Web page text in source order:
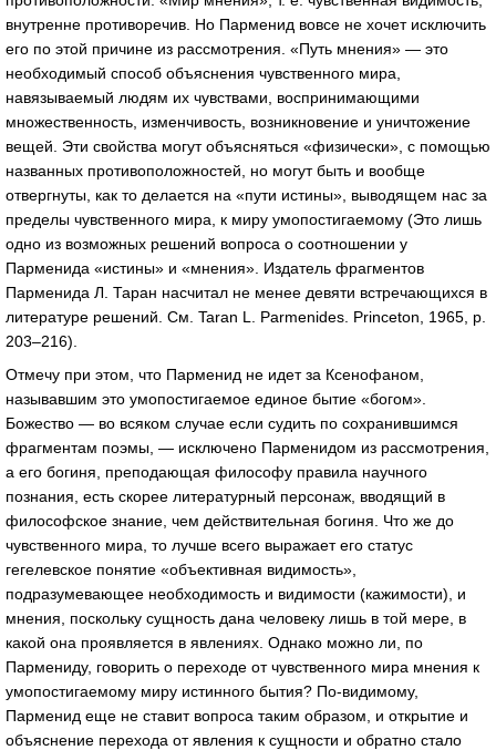
внутренне противоречив. Но Парменид вовсе не хочет исключить
его по этой причине из рассмотрения. «Путь мнения» — это
необходимый способ объяснения чувственного мира,
навязываемый людям их чувствами, воспринимающими
множественность, изменчивость, возникновение и уничтожение
вещей. Эти свойства могут объясняться «физически», с помощью
названных противоположностей, но могут быть и вообще
отвергнуты, как то делается на «пути истины», выводящем нас за
пределы чувственного мира, к миру умопостигаемому (Это лишь
одно из возможных решений вопроса о соотношении у
Парменида «истины» и «мнения». Издатель фрагментов
Парменида Л. Таран насчитал не менее девяти встречающихся в
литературе решений. См. Taran L. Parmenides. Princeton, 1965, p.
203–216).
Отмечу при этом, что Парменид не идет за Ксенофаном,
называвшим это умопостигаемое единое бытие «богом».
Божество — во всяком случае если судить по сохранившимся
фрагментам поэмы, — исключено Парменидом из рассмотрения,
а его богиня, преподающая философу правила научного
познания, есть скорее литературный персонаж, вводящий в
философское знание, чем действительная богиня. Что же до
чувственного мира, то лучше всего выражает его статус
гегелевское понятие «объективная видимость»,
подразумевающее необходимость и видимости (кажимости), и
мнения, поскольку сущность дана человеку лишь в той мере, в
какой она проявляется в явлениях. Однако можно ли, по
Пармениду, говорить о переходе от чувственного мира мнения к
умопостигаемому миру истинного бытия? По-видимому,
Парменид еще не ставит вопроса таким образом, и открытие и
объяснение перехода от явления к сущности и обратно стало